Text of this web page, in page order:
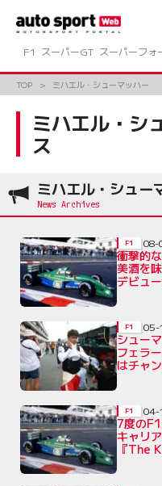
ツ
ス
F1 スーパーGT スーパーフォ
TOP ミハエル・シューマッハー
ミハエル・シ
ス
ミハエル・シュー
衝撃的
美酒を
デビュ
F1 08-
シュー
フェラ
はチャ
F1 05-
7度の
キャリ
『The
F1 04-